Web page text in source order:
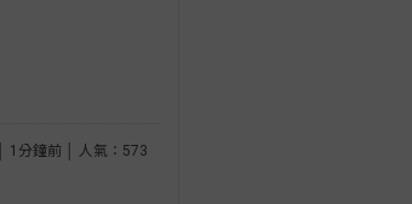
│ 1分鐘前 │ 人氣：573